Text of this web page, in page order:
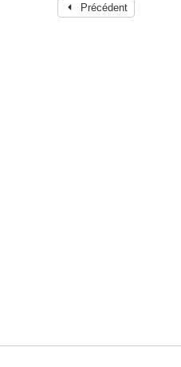
Précédent